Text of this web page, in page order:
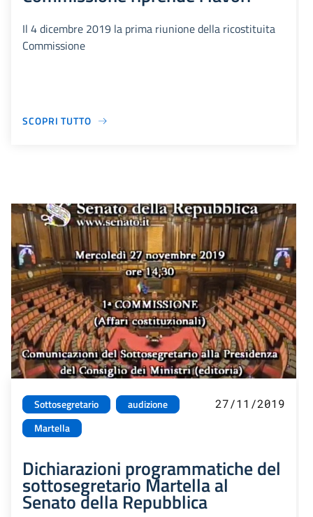
Il 4 dicembre 2019 la prima riunione della ricostituita
Commissione
SCOPRI TUTTO
Sottosegretario
audizione
Martella
27/11/2019
Dichiarazioni programmatiche del
sottosegretario Martella al
Senato della Repubblica